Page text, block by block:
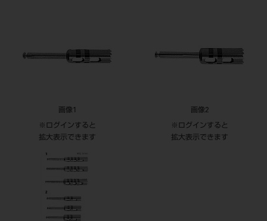
画像1
※ログインすると
拡大表示できます
画像2
※ログインすると
拡大表示できます